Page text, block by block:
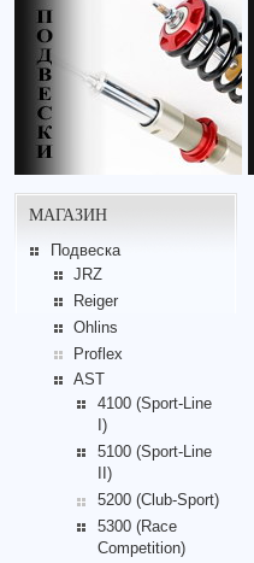
МАГАЗИН
Подвеска
JRZ
Reiger
Ohlins
Proflex
AST
4100 (Sport-Line
I)
5100 (Sport-Line
II)
5200 (Club-Sport)
5300 (Race
Competition)